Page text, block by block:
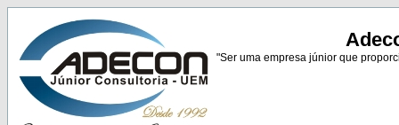
"Ser uma empresa júnior que